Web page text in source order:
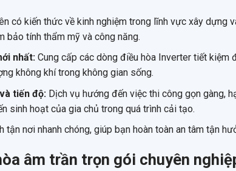
có kiến thức về kinh nghiệm trong lĩnh vực xây dựng
bảo tính thẩm mỹ và công năng.
nhất:Cung cấp các dòng điều hòa Inverter tiết kiệm
không khí trong không gian sống.
tiến độ:Dịch vụ hướng đến việc thi công gọn gàng,
sinh hoạt của gia chủ trong quá trình cải tạo.
tận nơi nhanh chóng, giúp bạn hoàn toàn an tâm tận
âm trần trọn gói chuyên